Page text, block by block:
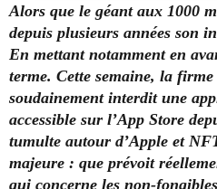
Alors que le géant aux 1000
depuis plusieurs années son
En mettant notamment en
terme. Cette semaine, la
soudainement interdit une
accessible sur l’App Store
tumulte autour d’Apple et
majeure : que prévoit
qui concerne les non-